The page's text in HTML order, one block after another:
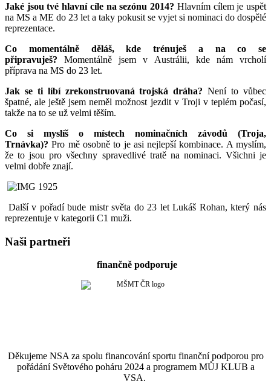
Jaké jsou tvé hlavní cíle na sezónu 2014? Hlavním cílem je uspět
na MS a ME do 23 let a taky pokusit se vyjet si nominaci do dospělé
reprezentace.
Co momentálně děláš, kde trénuješ a na co se
připravuješ? Momentálně jsem v Austrálii, kde nám vrcholí
příprava na MS do 23 let.
Jak se ti líbí zrekonstruovaná trojská dráha? Není to vůbec
špatné, ale ještě jsem neměl možnost jezdit v Troji v teplém počasí,
takže na to se už velmi těším.
Co si myslíš o místech nominačních závodů (Troja,
Trnávka)? Pro mě osobně to je asi nejlepší kombinace. A myslím,
že to jsou pro všechny spravedlivé tratě na nominaci. Všichni je
velmi dobře znají.
Další v pořadí bude mistr světa do 23 let Lukáš Rohan, který nás
reprezentuje v kategorii C1 muži.
Naši partneři
finančně podporuje
Děkujeme NSA za spolu financování sportu finanční podporou pro
pořádání Světového poháru 2024 a programem MŮJ KLUB a
VSA.